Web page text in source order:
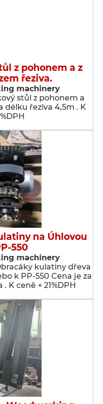
z pohonem a z
řeziva.
machinery
stůl z pohonem a
délku řeziva 4,5m . K
na Úhlovou
550
machinery
kulatiny dřeva
k PP-550 Cena je za
K ceně + 21%DPH